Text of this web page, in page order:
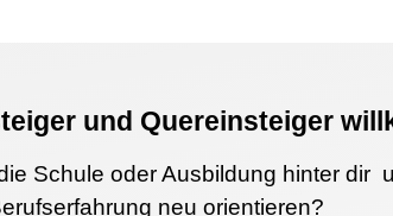
und Quereinsteiger
Schule oder Ausbildung hinter dir
neu orientieren?